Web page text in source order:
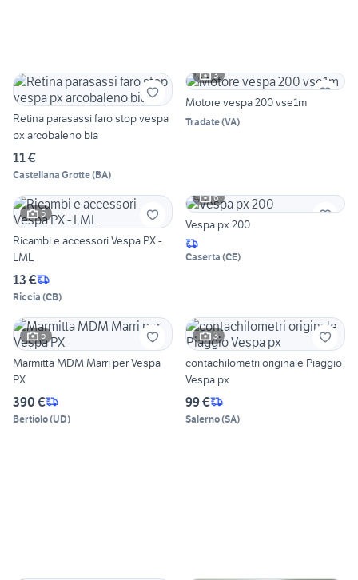
Retina parasassi faro stop vespa
px arcobaleno bia
11 €
Castellana Grotte(BA)
3
Motore vespa 200 vse1m
Tradate(VA)
5
Ricambi e accessori Vespa PX -
LML
13 €
Riccia (CB)
6
Vespa px 200
Caserta (CE)
5
Marmitta MDM Marri per Vespa
PX
390 €
Bertiolo(UD)
3
contachilometri originale Piaggio
Vespa px
99 €
Salerno(SA)